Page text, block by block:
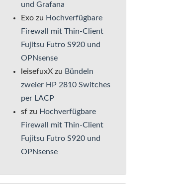
und Grafana
Exo zu Hochverfügbare
Firewall mit Thin-Client
Fujitsu Futro S920 und
OPNsense
leisefuxX zu Bündeln
zweier HP 2810 Switches
per LACP
sf zu Hochverfügbare
Firewall mit Thin-Client
Fujitsu Futro S920 und
OPNsense